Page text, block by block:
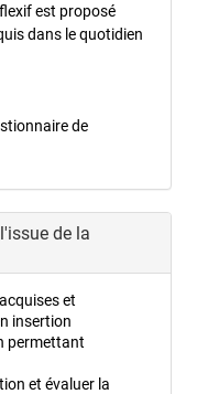
est proposé
dans le quotidien
de
de la
et
insertion
permettant
et évaluer la